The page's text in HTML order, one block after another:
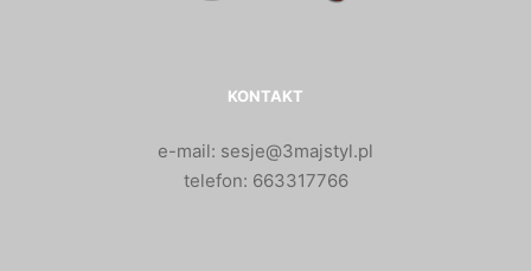
KONTAKT
e-mail: sesje@3majstyl.pl
telefon: 663317766